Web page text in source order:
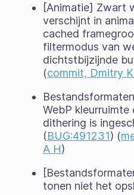
[Animatie] Zwart
verschijnt in
cached
filtermodus van
dichtstbijzijnde
(commit, Dmitry
WebP
dithering is
(BUG:491231) (
A H)
tonen niet het